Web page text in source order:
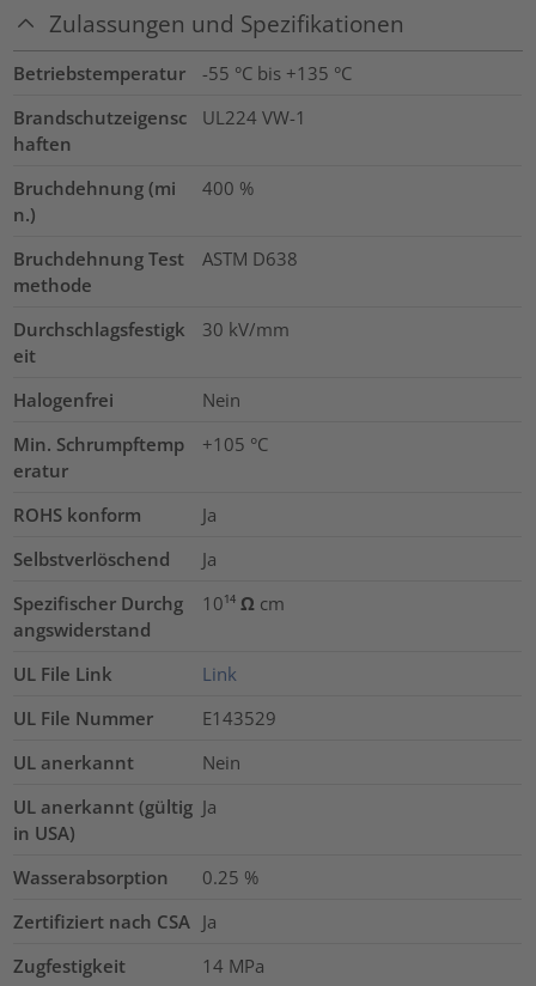
Zulassungen und Spezifikationen
Betriebstemperatur
-55 °C bis +135 °C
Brandschutzeigensc
haften
UL224 VW-1
Bruchdehnung (mi
n.)
400 %
Bruchdehnung Test
methode
ASTM D638
Durchschlagsfestigk
eit
30 kV/mm
Halogenfrei
Nein
Min. Schrumpftemp
eratur
+105 °C
ROHS konform
Ja
Selbstverlöschend
Ja
Spezifischer Durchg
angswiderstand
10¹⁴ Ω cm
UL File Link
Link
UL File Nummer
E143529
UL anerkannt
Nein
UL anerkannt (gültig
in USA)
Ja
Wasserabsorption 0.25 %
Zertifiziert nach CSA Ja
Zugfestigkeit
14 MPa